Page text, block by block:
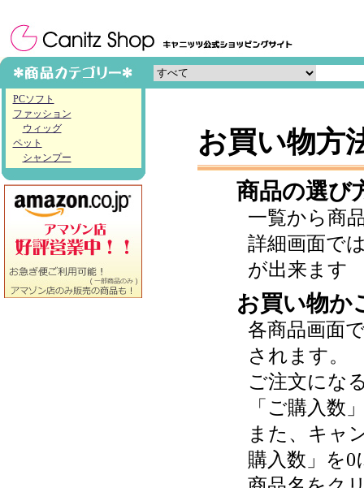
PCソフト
ファッション
ウィッグ
ペット
シャンプー
お買い物方
商品の選び
一覧から商
詳細画面で
が出来ます
お買い物か
各商品画面
されます。
ご注文にな
「ご購入数
また、キャ
購入数」を